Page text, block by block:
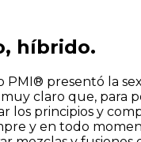
híbrido.
PMI® presentó la
claro que, para
los principios y
y en todo